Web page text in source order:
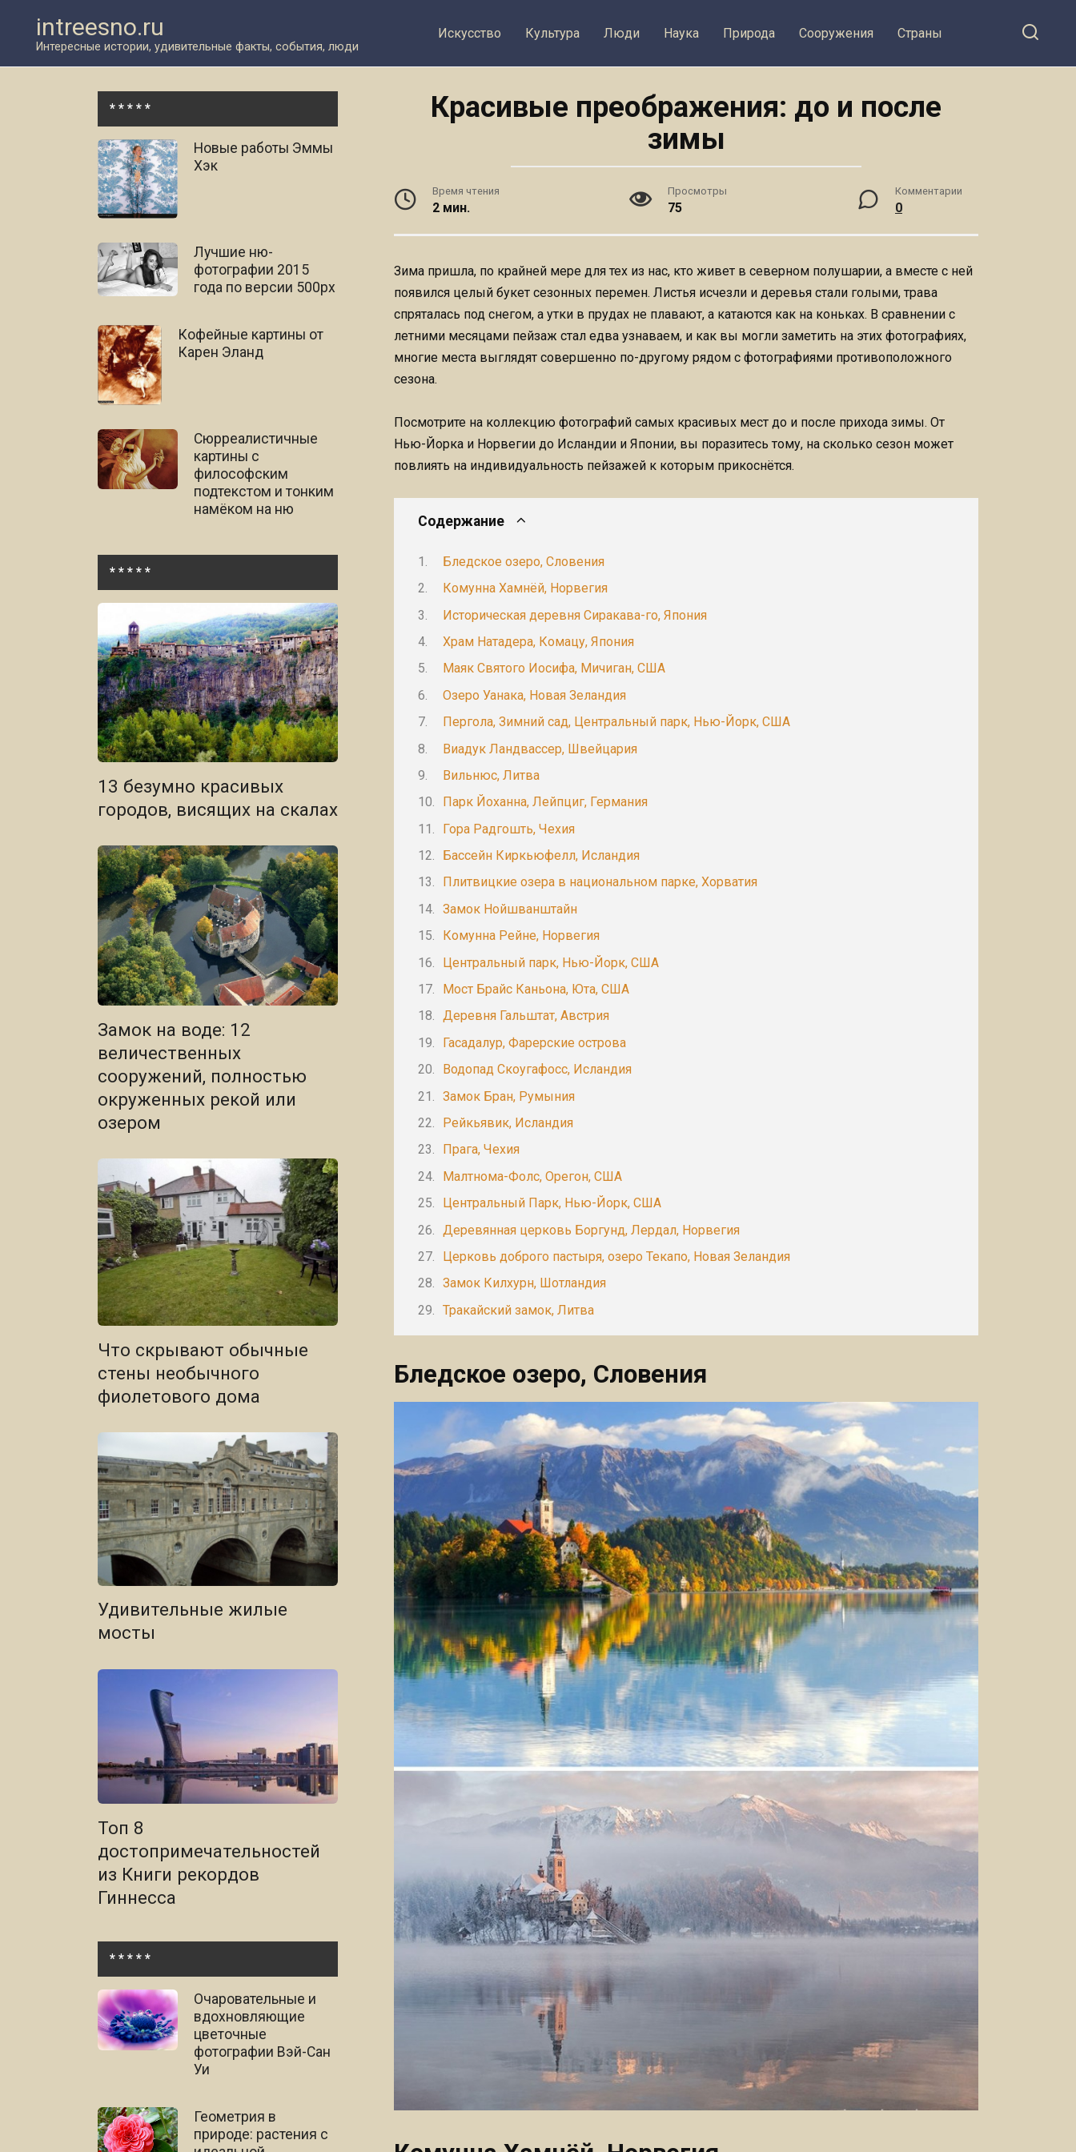
контенту
intreesno.ru
Интересные истории, удивительные факты, события, люди
Искусство Культура Люди Наука Природа Сооружения Страны
Красивые преображения: до и после
зимы
Время чтения
2 мин.
Просмотры
75
Комментарии
0
Зима пришла, по крайней мере для тех из нас, кто живет в северном полушарии, а вместе с ней
появился целый букет сезонных перемен. Листья исчезли и деревья стали голыми, трава
спряталась под снегом, а утки в прудах не плавают, а катаются как на коньках. В сравнении с
летними месяцами пейзаж стал едва узнаваем, и как вы могли заметить на этих фотографиях,
многие места выглядят совершенно по-другому рядом с фотографиями противоположного
сезона.
Посмотрите на коллекцию фотографий самых красивых мест до и после прихода зимы. От
Нью-Йорка и Норвегии до Исландии и Японии, вы поразитесь тому, на сколько сезон может
повлиять на индивидуальность пейзажей к которым прикоснётся.
Содержание
Бледское озеро, Словения
Комунна Хамнёй, Норвегия
Историческая деревня Сиракава-го, Япония
Храм Натадера, Комацу, Япония
Маяк Святого Иосифа, Мичиган, США
Озеро Уанака, Новая Зеландия
Пергола, Зимний сад, Центральный парк, Нью-Йорк, США
Виадук Ландвассер, Швейцария
Вильнюс, Литва
Парк Йоханна, Лейпциг, Германия
Гора Радгошть, Чехия
Бассейн Киркьюфелл, Исландия
Плитвицкие озера в национальном парке, Хорватия
Замок Нойшванштайн
Комунна Рейне, Норвегия
Центральный парк, Нью-Йорк, США
Мост Брайс Каньона, Юта, США
Деревня Гальштат, Австрия
Гасадалур, Фарерские острова
Водопад Скоугафосс, Исландия
Замок Бран, Румыния
Рейкьявик, Исландия
Прага, Чехия
Малтнома-Фолс, Орегон, США
Центральный Парк, Нью-Йорк, США
Деревянная церковь Боргунд, Лердал, Норвегия
Церковь доброго пастыря, озеро Текапо, Новая Зеландия
Замок Килхурн, Шотландия
Тракайский замок, Литва
Бледское озеро, Словения
* * * * *
Новые работы Эммы
Хэк
Лучшие ню-
фотографии 2015
года по версии 500px
Кофейные картины от
Карен Эланд
Сюрреалистичные
картины c
философским
подтекстом и тонким
намёком на ню
* * * * *
13 безумно красивых
городов, висящих на скалах
Замок на воде: 12
величественных
сооружений, полностью
окруженных рекой или
озером
Что скрывают обычные
стены необычного
фиолетового дома
Удивительные жилые
мосты
Топ 8
достопримечательностей
из Книги рекордов
Гиннесса
* * * * *
Очаровательные и
вдохновляющие
цветочные
фотографии Вэй-Сан
Уи
Геометрия в
природе: растения с